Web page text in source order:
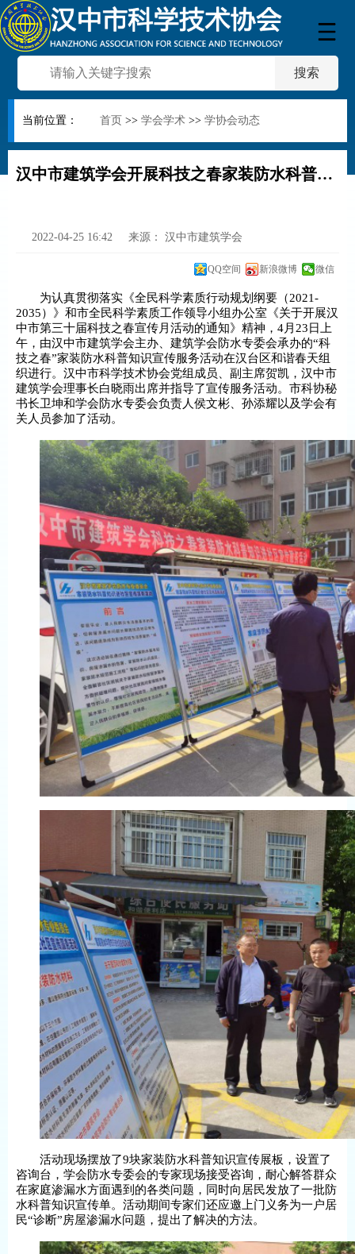
当前位置： 首页 >> 学会学术 >> 学协会动态
汉中市建筑学会开展科技之春家装防水科普知识宣传服务活动
2022-04-25 16:42 来源： 汉中市建筑学会
QQ空间 新浪微博 微信
为认真贯彻落实《全民科学素质行动规划纲要（2021-
2035）》和市全民科学素质工作领导小组办公室《关于开展汉
中市第三十届科技之春宣传月活动的通知》精神， 4月 23 日上
午，由汉中市建筑学会主办、建筑学会防水专委会承办的“科
技之春”家装防水科普知识宣传服务活动在汉台区和谐春天组
织进行。汉中市科学技术协会党组成员、副主席贺凯，汉中市
建筑学会理事长白晓雨出席并指导了宣传服务活动。市科协秘
书长卫坤和学会防水专委会负责人侯文彬、孙添耀以及学会有
关人员参加了活动。
活动现场摆放了9块家装防水科普知识宣传展板，设置了
咨询台，学会防水专委会的专家现场接受咨询，耐心解答群众
在家庭渗漏水方面遇到的各类问题，同时向居民发放了一批防
水科普知识宣传单。活动期间专家们还应邀上门义务为一户居
民“诊断”房屋渗漏水问题，提出了解决的方法。